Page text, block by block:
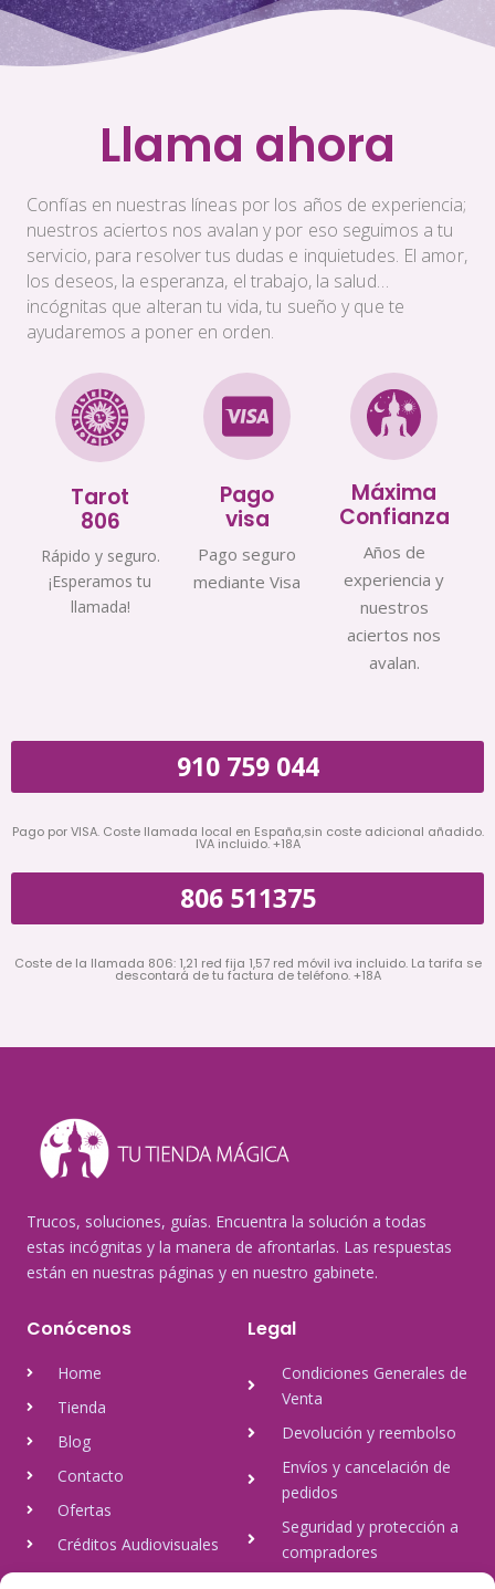
Llama ahora
Confías en nuestras líneas por los años de experiencia;
nuestros aciertos nos avalan y por eso seguimos a tu
servicio, para resolver tus dudas e inquietudes. El amor,
los deseos, la esperanza, el trabajo, la salud…
incógnitas que alteran tu vida, tu sueño y que te
ayudaremos a poner en orden.
Tarot
806
Rápido y seguro.
¡Esperamos tu
llamada!
Pago
visa
Pago seguro
mediante Visa
Máxima
Confianza
Años de
experiencia y
nuestros
aciertos nos
avalan.
910 759 044
Pago por VISA. Coste llamada local en España,sin coste adicional añadido.
IVA incluido. +18A
806 511375
Coste de la llamada 806: 1,21 red fija 1,57 red móvil iva incluido. La tarifa se
descontará de tu factura de teléfono. +18A
Trucos, soluciones, guías. Encuentra la solución a todas
estas incógnitas y la manera de afrontarlas. Las respuestas
están en nuestras páginas y en nuestro gabinete.
Conócenos
Home
Tienda
Blog
Contacto
Ofertas
Créditos Audiovisuales
tulineamagica.com
Legal
Condiciones Generales de
Venta
Devolución y reembolso
Envíos y cancelación de
pedidos
Seguridad y protección a
compradores